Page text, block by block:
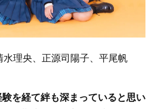
理央、正源司陽子、平尾帆
を経て絆も深まっていると思い